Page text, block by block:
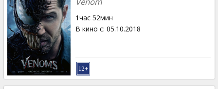
1час 52мин
В кино с: 05.10.2018